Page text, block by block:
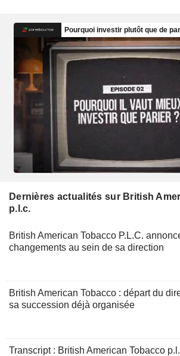
Dernières actualités sur British
p.l.c.
British American Tobacco P.L.C.
changements au sein de sa direction
British American Tobacco : départ du
sa succession déjà organisée
Transcript : British American Tobacco